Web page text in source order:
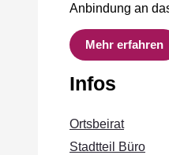
Anbindung an
Mehr erfahren
Infos
Ortsbeirat
Stadtteil Büro